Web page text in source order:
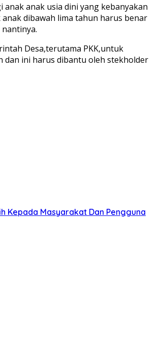
anak usia dini yang kebanyakan
dibawah lima tahun harus benar
Desa,terutama PKK,untuk
dan ini harus dibantu oleh stekholder
Kepada Masyarakat Dan Pengguna